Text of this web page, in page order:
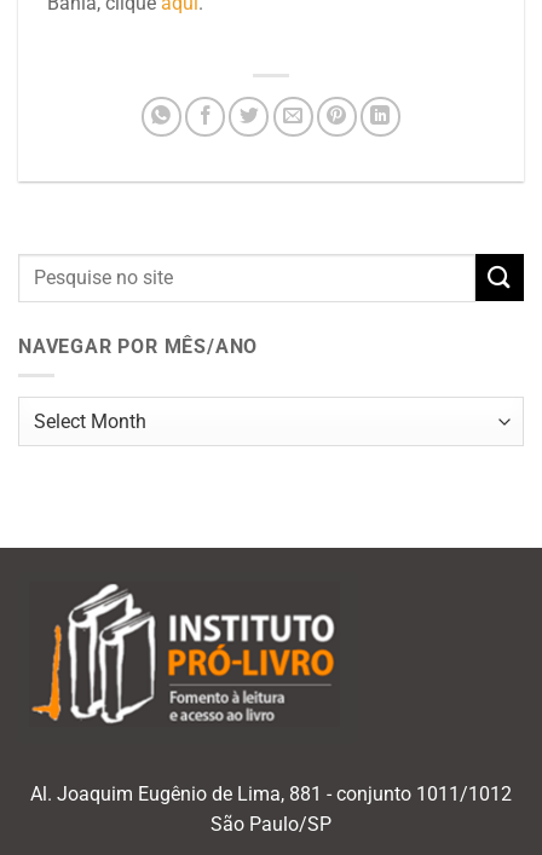
NAVEGAR POR MÊS/ANO
Navegar
Al. Joaquim Eugênio de Lima, 881 - conjunto 1011/1012
São Paulo/SP